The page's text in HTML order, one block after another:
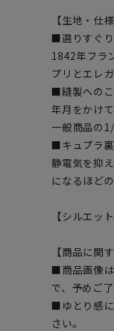
【生地・仕様
■選りすぐり
1842年フラ
プリとエレ
■縫製への
年月をかけ
一般商品の
■キュプラ
静電気を抑
になるほど
【シルエ
【商品に関
■商品画像
で、予めご
■ゆとり感
さい。